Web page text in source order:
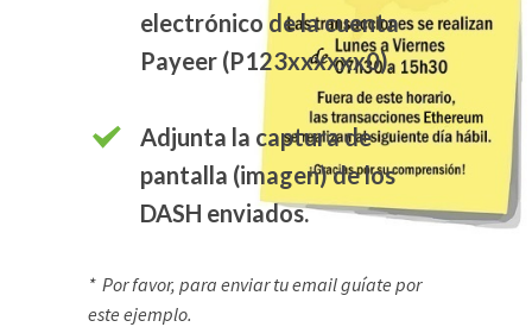
electrónico de la cuenta
Payeer (P123xxxxxx0).
Adjunta la captura de
pantalla (imagen) de los
DASH enviados.
* Por favor, para enviar tu email guíate por
este ejemplo.